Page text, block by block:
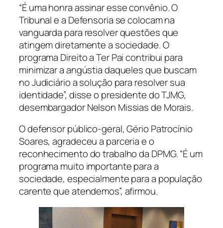
“É uma honra assinar esse convênio. O
Tribunal e a Defensoria se colocam na
vanguarda para resolver questões que
atingem diretamente a sociedade. O
programa Direito a Ter Pai contribui para
minimizar a angústia daqueles que buscam
no Judiciário a solução para resolver sua
identidade”, disse o presidente do TJMG,
desembargador Nelson Missias de Morais.
O defensor público-geral, Gério Patrocínio
Soares, agradeceu a parceria e o
reconhecimento do trabalho da DPMG. “É um
programa muito importante para a
sociedade, especialmente para a população
carente que atendemos”, afirmou.